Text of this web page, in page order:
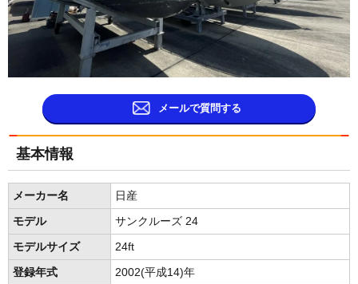
メールで質問する
基本情報
メーカー名 日産
モデル サンクルーズ 24
モデルサイズ 24ft
登録年式 2002(平成14)年